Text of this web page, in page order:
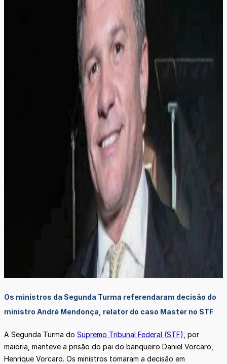
Os ministros da Segunda Turma referendaram decisão do
ministro André Mendonça, relator do caso Master no STF
A Segunda Turma do Supremo Tribunal Federal (STF) , por
maioria, manteve a prisão do pai do banqueiro Daniel Vorcaro,
Henrique Vorcaro. Os ministros tomaram a decisão em